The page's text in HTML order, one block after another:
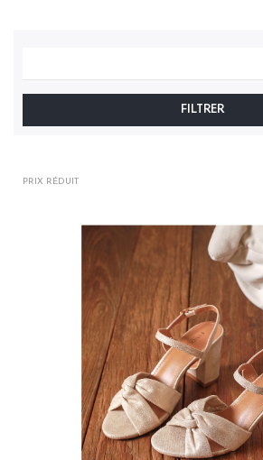
FILTRER
PRIX RÉDUIT